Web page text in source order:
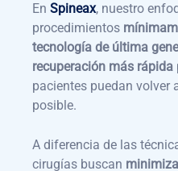
En Spineax, nuestro
procedimientos
tecnología de última
recuperación más rápida
pacientes puedan volver
posible.
A diferencia de las
cirugías buscan